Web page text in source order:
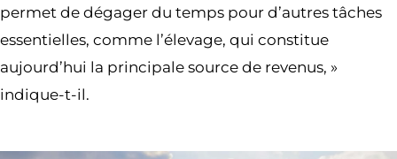
permet de dégager du temps pour d’autres tâches
essentielles, comme l’élevage, qui constitue
aujourd’hui la principale source de revenus, »
indique-t-il.